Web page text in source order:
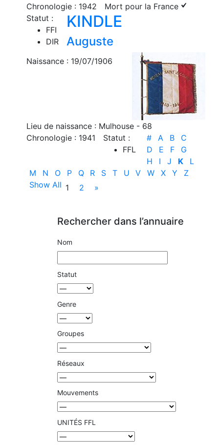
Chronologie : 1942
Mort pour la France
Statut :
FFI
DIR
KINDLE
Auguste
Naissance : 19/07/1906
Lieu de naissance : Mulhouse - 68
Chronologie : 1941
Statut :
FFL
# A B
C
D
E F
G
H
I J K
L
M
N O P Q R S T U V W X Y
Z
Show All 1 2 »
Rechercher dans l’annuaire
Nom
Statut
Genre
Groupes
Réseaux
Mouvements
UNITÉS FFL